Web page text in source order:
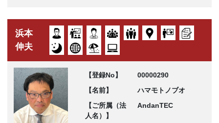
浜本
伸夫
【登録No】
00000290
【名前】
ハマモトノブオ
【ご所属（法
人名）】
AndanTEC